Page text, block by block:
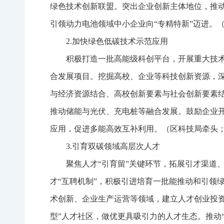
绿色技术创新联盟。突出企业创新主体地位，推
引领动力电池领域中小企业向“专精特新”迈进。
2.加快绿色低碳技术示范应用
积极打造一批高能级科创平台，开展重大技
合发展项目。挖掘高校、企业等科技创新资源，
与经济资源结合、高校创新要素与社会创新要素
推动储能与光伏、充电桩等融合发展。鼓励企业
应用，促进多能高效互补利用。（区科技局牵头
3.引育双碳领域高层次人才
聚焦人才“引育留”关键环节，拓展引才渠道
才“互聘机制”，积极引进培育一批能推动和引领
术创新、企业生产运营等领域，建立人才创业投
型”人才社区，做优更具吸引力的人才生态。推